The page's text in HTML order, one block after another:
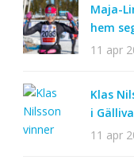
Maja-
hem
11 apr
Klas
i
11 apr